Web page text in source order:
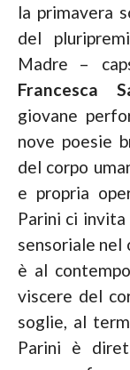
la primavera
del
Madre –
Francesca
giovane
nove poesie
del corpo
e propria
Parini ci
sensoriale nel
è al
viscere del
soglie, al
Parini è